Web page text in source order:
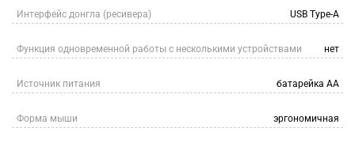
Интерфейс донгла (ресивера) USB Type-A
Функция одновременной работы с несколькими устройствами нет
Источник питания батарейка АА
Форма мыши эргономичная